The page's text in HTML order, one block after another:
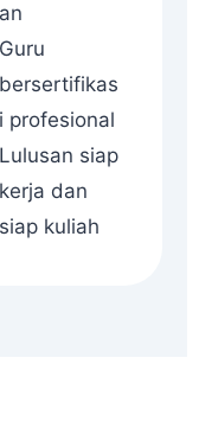
an
Guru
bersertifikas
i profesional
Lulusan siap
kerja dan
siap kuliah